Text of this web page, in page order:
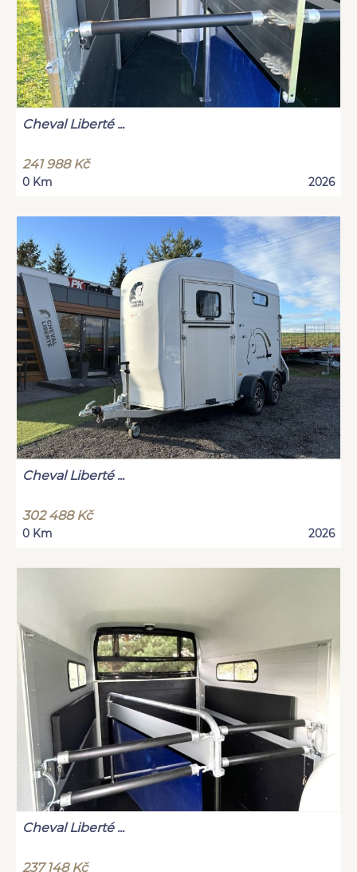
Cheval Liberté ...
241 988 Kč
0 Km 2026
Cheval Liberté ...
302 488 Kč
0 Km 2026
Cheval Liberté ...
237 148 Kč